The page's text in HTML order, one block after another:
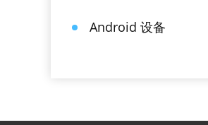
Android 设备